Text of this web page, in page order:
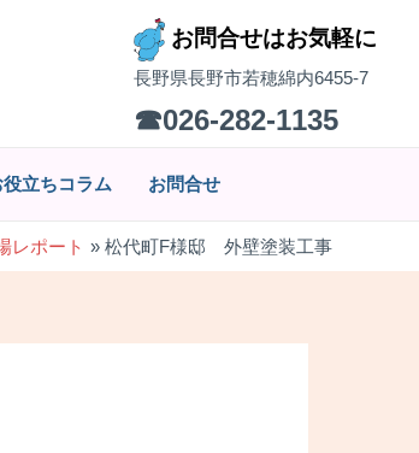
お問合せはお気軽に
長野県長野市若穂綿内6455-7
☎026-282-1135
役立ちコラム お問合せ
レポート 松代町F様邸 外壁塗装工事